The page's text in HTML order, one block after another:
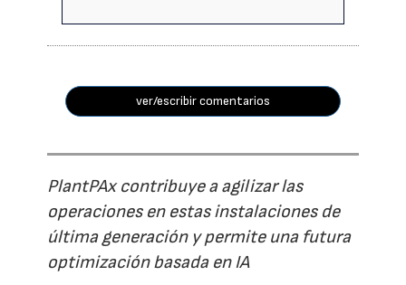
ver/escribir comentarios
PlantPAx contribuye a agilizar las
operaciones en estas instalaciones de
última generación y permite una futura
optimización basada en IA